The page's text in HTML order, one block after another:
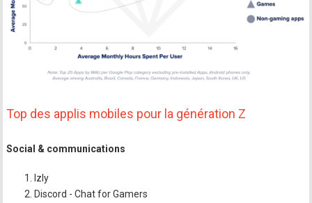
Top des applis mobiles pour la génération Z
Social & communications
Izly
Discord - Chat for Gamers